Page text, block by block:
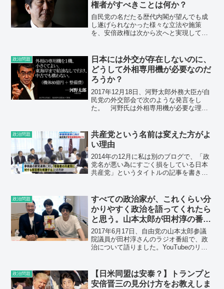
権者がすべきことは何か？
自民党の名だたる歴代内閣が望んでも成
し遂げられなかった様々な立法や施策
を、安倍政権は次から次へと実現してい
正はこれからだが、「2020年の東京オリ
ンピックまでには成し遂げる...
政治問題
日本には外交が存在しないのに、
どうして外相専用機が必要なのだ
ろうか？
2017年12月18日、河野太郎外務大臣が自
民党の外交部会で次のような発言をし
た。 河野氏は外相専用機が必要な理由
るが、『飯を食っていると飛行機に乗り
遅れます』と（断っ...
政治問題
共産党という名前は変えた方がよ
い理由
2014年の12月に私は別のブログで、「政
党名が悪い為にすごく損をしている日本
共産党」というタイトルの記事を書きま
まっている。・日本共産党がどんなに死
に物狂いで努力して...
政治問題
すべての政治家が、これくらい分
かりやすく政治を語ってくれたら
と思う。山本太郎が田村淳の番組
に出演。
2017年6月17日、自由党の山本太郎参議
院議員が田村淳さんのラジオ番組で、政
治について語りました。YouTubeのリン
て欲しいので、書き起こしを以下に記し
ます。Fac...
政治問題
【日米同盟は安泰？】トランプと
安倍晋三の見分け方をお教えしま